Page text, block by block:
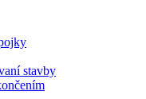
stavby